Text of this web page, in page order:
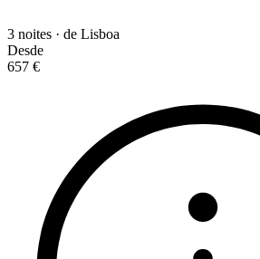
3 noites · de Lisboa
Desde
657 €